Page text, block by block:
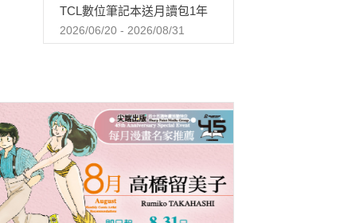
TCL數位筆記本送月讀包1年
2026/06/20 - 2026/08/31